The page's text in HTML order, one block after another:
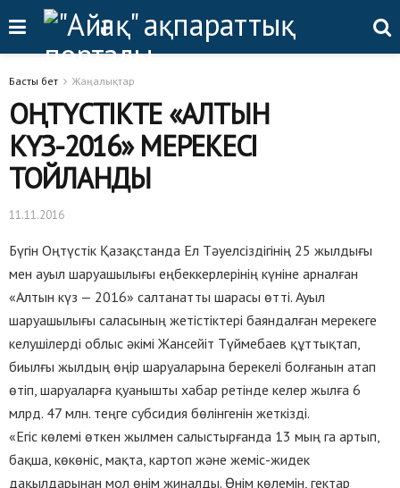
Басты бет Жаңалықтар
ОҢТҮСТІКТЕ «АЛТЫН
КҮЗ-2016» МЕРЕКЕСІ
ТОЙЛАНДЫ
11.11.2016
Бүгін Оңтүстік Қазақстанда Ел Тәуелсіздігінің 25 жылдығы
мен ауыл шаруашылығы еңбеккерлерінің күніне арналған
«Алтын күз — 2016» салтанатты шарасы өтті. Ауыл
шаруашылығы саласының жетістіктері баяндалған мерекеге
келушілерді облыс әкімі Жансейіт Түймебаев құттықтап,
биылғы жылдың өңір шаруаларына берекелі болғанын атап
өтіп, шаруаларға қуанышты хабар ретінде келер жылға 6
млрд. 47 млн. теңге субсидия бөлінгенін жеткізді.
«Егіс көлемі өткен жылмен салыстырғанда 13 мың га артып,
бақша, көкөніс, мақта, картоп және жеміс-жидек
дақылдарынан мол өнім жиналды. Өнім көлемін, гектар